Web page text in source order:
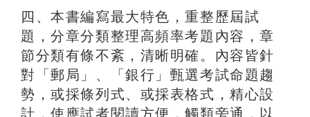
四、本書編寫最大特色，重整歷屆試
題，分章分類整理高頻率考題內容，章
節分類有條不紊，清晰明確。內容皆針
對「郵局」、「銀行」甄選考試命題趨
勢，或採條列式、或採表格式，精心設
計，使應試者閱讀方便，觸類旁通，以